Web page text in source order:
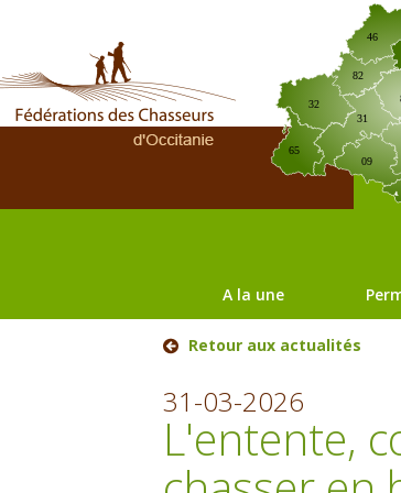
09
31
32
46
65
82
A la une
Retour aux actualités
31-03-2026
L'entente,